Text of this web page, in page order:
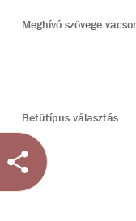
Meghívó szövege
Betütípus választás